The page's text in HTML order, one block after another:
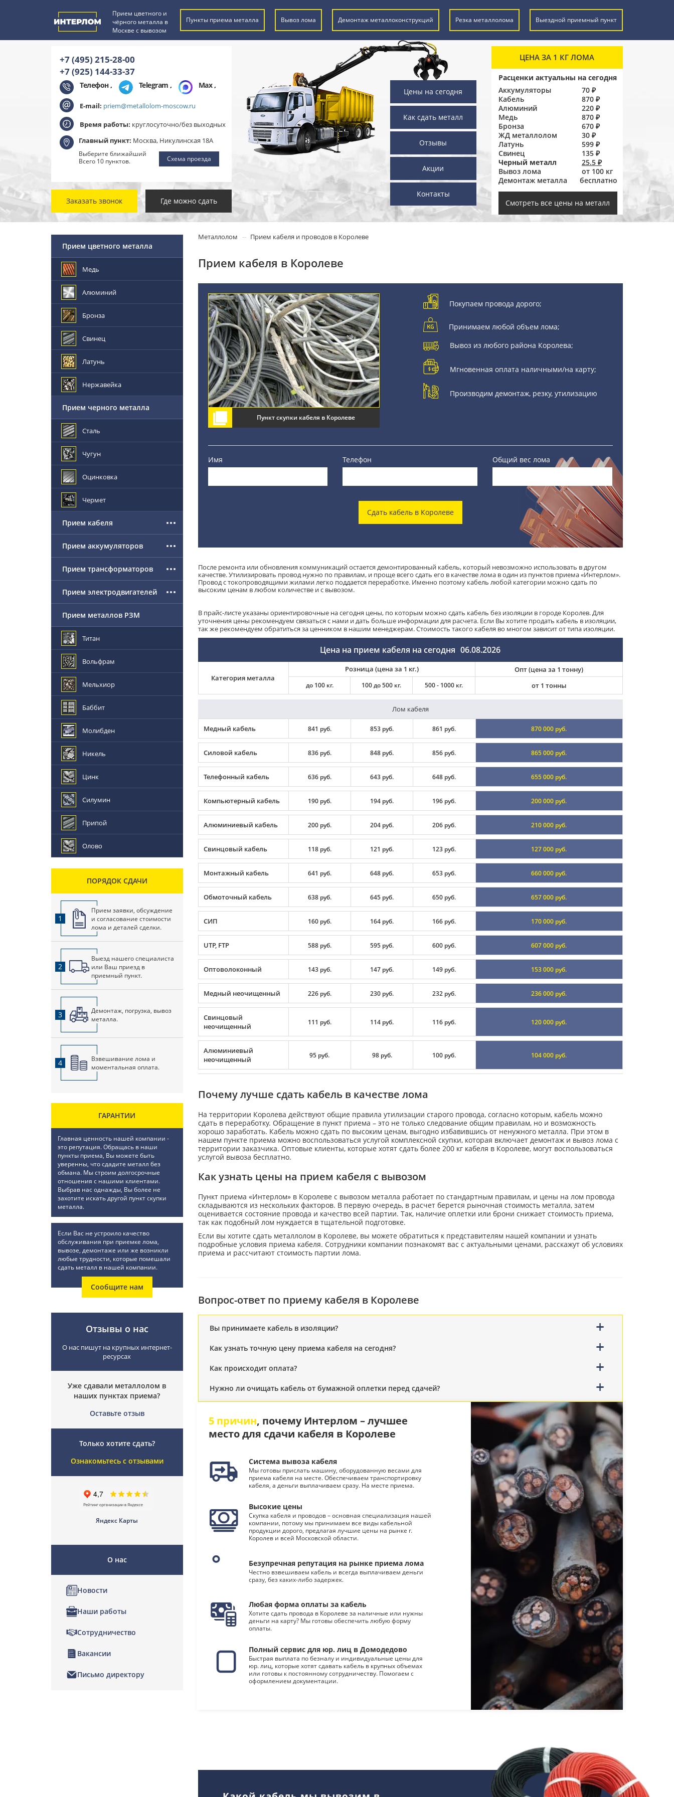
Прием цветного и
чёрного металла в
Москве с вывозом
Пункты приема металла Вывоз лома Демонтаж металлоконструкций Резка металлолома Выездной приемный пункт
+7 (495) 215-28-00
+7 (925) 144-33-37
Телефон , Telegram , Max,
E-mail: priem@metallolom-moscow.ru
Время работы: круглосуточно/без выходных
Главный пункт: Москва, Никулинская 18А
Выберите ближайший
Всего 10 пунктов.
Схема проезда
Заказать звонок Где можно сдать
ЦЕНА ЗА 1 КГ ЛОМА
Расценки актуальны на сегодня
Аккумуляторы
70 ₽
Кабель
870 ₽
Алюминий
220 ₽
Медь
870 ₽
Бронза
670 ₽
ЖД металлолом
30 ₽
Латунь
599 ₽
Свинец
135 ₽
Черный металл
25.5 ₽
Вывоз лома
от 100 кг
Демонтаж металла
бесплатно
Смотреть все цены на металл
Цены на сегодня
Как сдать металл
Отзывы
Акции
Контакты
Металлолом Прием кабеля и проводов в Королеве
Прием кабеля в Королеве
Пункт скупки кабеля в Королеве
Покупаем провода дорого;
Принимаем любой объем лома;
Вывоз из любого района Королева;
Мгновенная оплата наличными/на карту;
Производим демонтаж, резку, утилизацию
Имя Телефон Общий вес лома
Сдать кабель в Королеве
После ремонта или обновления коммуникаций остается демонтированный кабель, который невозможно использовать в другом
качестве. Утилизировать провод нужно по правилам, и проще всего сдать его в качестве лома в один из пунктов приема «Интерлом».
Провод с токопроводящими жилами легко поддается переработке. Именно поэтому кабель любой категории можно сдать по
высоким ценам в любом количестве и с вывозом.
В прайс-листе указаны ориентировочные на сегодня цены, по которым можно сдать кабель без изоляции в городе Королев. Для
уточнения цены рекомендуем связаться с нами и дать больше информации для расчета. Если Вы хотите продать кабель в изоляции,
так же рекомендуем обратиться за ценником в нашим менеджерам. Стоимость такого кабеля во многом зависит от типа изоляции.
Цена на прием кабеля на сегодня 06.08.2026
Категория металла
Розница (цена за 1 кг.)
до 100 кг. 100 до 500 кг. 500 - 1000 кг.
Опт (цена за 1 тонну)
от 1 тонны
Лом кабеля
Медный кабель 841 руб. 853 руб. 861 руб. 870 000 руб.
Силовой кабель 836 руб. 848 руб. 856 руб. 865 000 руб.
Телефонный кабель 636 руб. 643 руб. 648 руб. 655 000 руб.
Компьютерный кабель 190 руб. 194 руб. 196 руб. 200 000 руб.
Алюминиевый кабель 200 руб. 204 руб. 206 руб. 210 000 руб.
Свинцовый кабель 118 руб. 121 руб. 123 руб. 127 000 руб.
Монтажный кабель 641 руб. 648 руб. 653 руб. 660 000 руб.
Обмоточный кабель 638 руб. 645 руб. 650 руб. 657 000 руб.
СИП 160 руб. 164 руб. 166 руб. 170 000 руб.
UTP, FTP 588 руб. 595 руб. 600 руб. 607 000 руб.
Оптоволоконный 143 руб. 147 руб. 149 руб. 153 000 руб.
Медный неочищенный 226 руб. 230 руб. 232 руб. 236 000 руб.
Свинцовый
неочищенный
111 руб. 114 руб. 116 руб. 120 000 руб.
Алюминиевый
неочищенный
95 руб. 98 руб. 100 руб. 104 000 руб.
Почему лучше сдать кабель в качестве лома
На территории Королева действуют общие правила утилизации старого провода, согласно которым, кабель можно
сдать в переработку. Обращение в пункт приема – это не только следование общим правилам, но и возможность
хорошо заработать. Кабель можно сдать по высоким ценам, выгодно избавившись от ненужного металла. При этом в
нашем пункте приема можно воспользоваться услугой комплексной скупки, которая включает демонтаж и вывоз лома с
территории заказчика. Оптовые клиенты, которые хотят сдать более 200 кг кабеля в Королеве, могут воспользоваться
услугой вывоза бесплатно.
Как узнать цены на прием кабеля с вывозом
Пункт приема «Интерлом» в Королеве с вывозом металла работает по стандартным правилам, и цены на лом провода
складываются из нескольких факторов. В первую очередь, в расчет берется рыночная стоимость металла, затем
оценивается состояние провода и качество всей партии. Так, наличие оплетки или брони снижает стоимость приема,
так как подобный лом нуждается в тщательной подготовке.
Если вы хотите сдать металлолом в Королеве, вы можете обратиться к представителям нашей компании и узнать
подробные условия приема кабеля. Сотрудники компании познакомят вас с актуальными ценами, расскажут об условиях
приема и рассчитают стоимость партии лома.
Вопрос-ответ по приему кабеля в Королеве
Вы принимаете кабель в изоляции?
Как узнать точную цену приема кабеля на сегодня?
Как происходит оплата?
Нужно ли очищать кабель от бумажной оплетки перед сдачей?
5 причин, почему Интерлом – лучшее
место для сдачи кабеля в Королеве
Система вывоза кабеля
Мы готовы прислать машину, оборудованную весами для
приема кабеля на месте. Обеспечиваем транспортировку
кабеля, а деньги выплачиваем сразу. На месте приема.
Высокие цены
Скупка кабеля и проводов – основная специализация нашей
компании, потому мы принимаем все виды кабельной
продукции дорого, предлагая лучшие цены на рынке г.
Королев и всей Московской области.
Безупречная репутация на рынке приема лома
Честно взвешиваем кабель и всегда выплачиваем деньги
сразу, без каких-либо задержек.
Любая форма оплаты за кабель
Хотите сдать провода в Королеве за наличные или нужны
деньги на карту? Мы готовы обеспечить любую форму
оплаты.
Полный сервис для юр. лиц в Домодедово
Быстрая выплата по безналу и индивидуальные цены для
юр. лиц, которые хотят сдавать кабель в крупных объемах
или готовы к постоянному сотрудничеству. Помогаем с
оформлением документации.
Прием цветного металла
Медь
Алюминий
Бронза
Свинец
Латунь
Нержавейка
Прием черного металла
Сталь
Чугун
Оцинковка
Чермет
Прием кабеля
Прием аккумуляторов
Прием трансформаторов
Прием электродвигателей
Прием металлов РЗМ
Титан
Вольфрам
Мельхиор
Баббит
Молибден
Никель
Цинк
Силумин
Припой
Олово
ПОРЯДОК СДАЧИ
1
Прием заявки, обсуждение
и согласование стоимости
лома и деталей сделки.
2
Выезд нашего специалиста
или Ваш приезд в
приемный пункт.
3
Демонтаж, погрузка, вывоз
металла.
4
Взвешивание лома и
моментальная оплата.
ГАРАНТИИ
Главная ценность нашей компании -
это репутация. Обращась в наши
пункты приема, Вы можете быть
уверенны, что сдадите металл без
обмана. Мы строим долгосрочные
отношения с нашими клиентами.
Выбрав нас однажды, Вы более не
захотите искать другой пункт скупки
металла.
Если Вас не устроило качество
обслуживания при приемке лома,
вывозе, демонтаже или же возникли
любые трудности, которые помешали
сдать металл в нашей компании.
Сообщите нам
Отзывы о нас
О нас пишут на крупных интернет-
ресурсах
Уже сдавали металлолом в
наших пунктах приема?
Оставьте отзыв
Только хотите сдать?
Ознакомьтесь с отзывами
Яндекс Карты
О нас
Новости
Наши работы
Сотрудничество
Вакансии
Письмо директору